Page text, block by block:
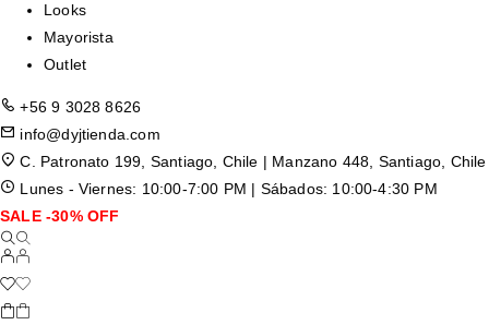
Looks
Mayorista
Outlet
+56 9 3028 8626
info@dyjtienda.com
C. Patronato 199, Santiago, Chile | Manzano 448, Santiago, Chile
Lunes - Viernes: 10:00-7:00 PM | Sábados: 10:00-4:30 PM
SALE -30% OFF